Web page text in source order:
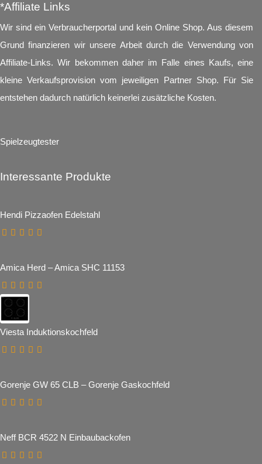
*Affiliate Links
Wir sind ein Verbraucherportal und kein Online Shop. Aus diesem
Grund finanzieren wir unsere Arbeit durch die Verwendung von
Affiliate-Links. Wir bekommen daher im Falle eines Kaufs, eine
kleine Verkaufsprovision vom jeweiligen Partner Shop. Für Sie
entstehen dadurch natürlich keinerlei zusätzliche Kosten.
Spielzeugtester
Interessante Produkte
Hendi Pizzaofen Edelstahl
Amica Herd – Amica SHC 11153
Viesta Induktionskochfeld
Gorenje GW 65 CLB – Gorenje Gaskochfeld
Neff BCR 4522 N Einbaubackofen